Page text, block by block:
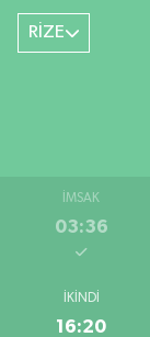
RİZE
İMSAK
03:36
İKINDI
16:20